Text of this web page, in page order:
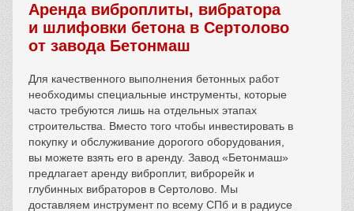
Аренда виброплиты, вибратора
и шлифовки бетона в Сертолово
от завода Бетонмаш
Для качественного выполнения бетонных работ
необходимы специальные инструменты, которые
часто требуются лишь на отдельных этапах
строительства. Вместо того чтобы инвестировать в
покупку и обслуживание дорогого оборудования,
вы можете взять его в аренду. Завод «Бетонмаш»
предлагает аренду виброплит, виброрейк и
глубинных вибраторов в Сертолово. Мы
доставляем инструмент по всему СПб и в радиусе